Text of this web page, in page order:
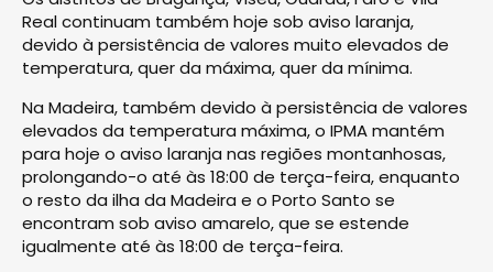
Real continuam também hoje sob aviso laranja,
devido à persistência de valores muito elevados de
temperatura, quer da máxima, quer da mínima.
Na Madeira, também devido à persistência de valores
elevados da temperatura máxima, o IPMA mantém
para hoje o aviso laranja nas regiões montanhosas,
prolongando-o até às 18:00 de terça-feira, enquanto
o resto da ilha da Madeira e o Porto Santo se
encontram sob aviso amarelo, que se estende
igualmente até às 18:00 de terça-feira.